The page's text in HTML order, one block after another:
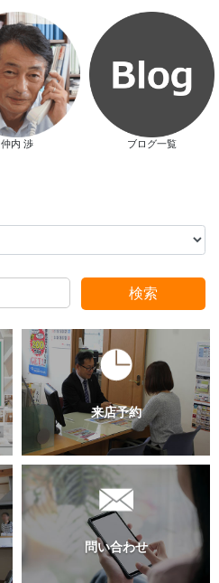
新春特別キャンペーン
仲内 渉 ブログ一覧
検索